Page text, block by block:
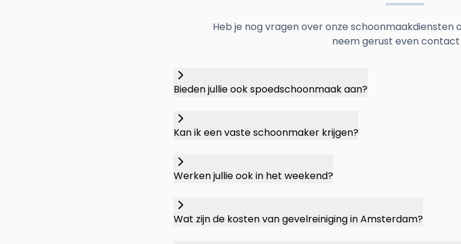
Heb je nog vragen over onze schoonmaakdiensten
neem gerust even
Bieden jullie ook spoedschoonmaak aan?
Kan ik een vaste schoonmaker krijgen?
Werken jullie ook in het weekend?
Wat zijn de kosten van gevelreiniging in Amsterdam?